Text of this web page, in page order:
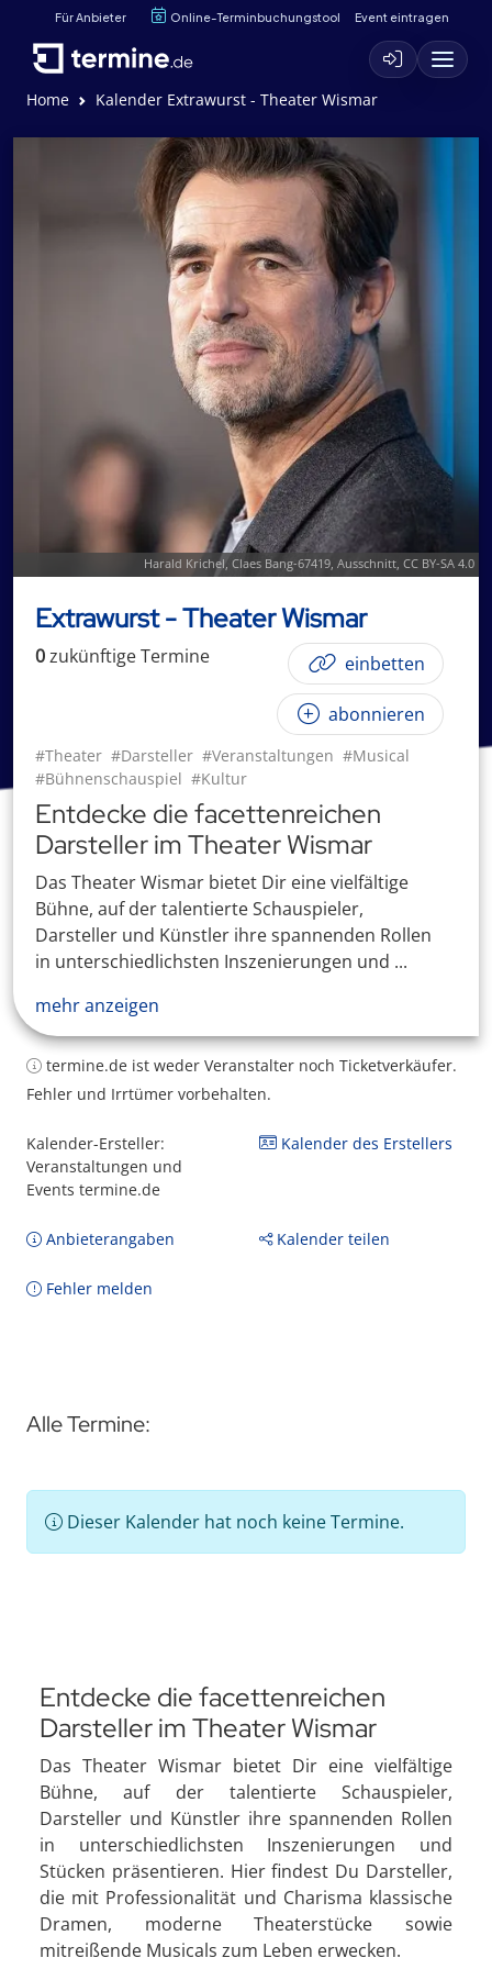
Für Anbieter Online-Terminbuchungstool Event eintragen
Home Kalender Extrawurst - Theater Wismar
Harald Krichel, Claes Bang-67419, Ausschnitt, CC BY-SA 4.0
Extrawurst - Theater Wismar
0zukünftigeTermine einbetten
abonnieren
#Theater #Darsteller #Veranstaltungen #Musical
#Bühnenschauspiel #Kultur
Entdecke die facettenreichen
Darsteller im Theater Wismar
Das Theater Wismar bietet Dir eine vielfältige
Bühne, auf der talentierte Schauspieler,
Darsteller und Künstler ihre spannenden Rollen
in unterschiedlichsten Inszenierungen und ...
mehr anzeigen
termine.de ist weder Veranstalter noch Ticketverkäufer.
Fehler und Irrtümer vorbehalten.
Kalender-Ersteller:
Veranstaltungen und
Events termine.de
Kalender des Erstellers
Anbieterangaben Kalender teilen
Fehler melden
Alle Termine:
Dieser Kalender hat noch keine Termine.
Entdecke die facettenreichen
Darsteller im Theater Wismar
Das Theater Wismar bietet Dir eine vielfältige
Bühne, auf der talentierte Schauspieler,
Darsteller und Künstler ihre spannenden Rollen
in unterschiedlichsten Inszenierungen und
Stücken präsentieren. Hier findest Du Darsteller,
die mit Professionalität und Charisma klassische
Dramen, moderne Theaterstücke sowie
mitreißende Musicals zum Leben erwecken.